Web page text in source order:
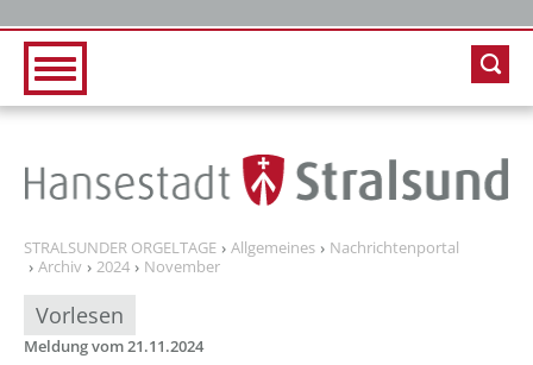
STRALSUNDER ORGELTAGE Allgemeines
Nachrichtenportal
Archiv
2024 November
Vorlesen
Meldung vom 21.11.2024